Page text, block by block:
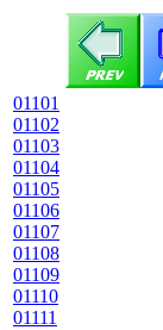
01101
01102
01103
01104
01105
01106
01107
01108
01109
01110
01111